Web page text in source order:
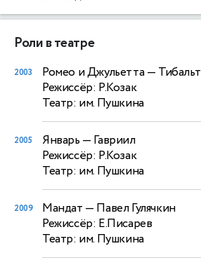
Роли в театре
2003 Ромео и Джульетта— Тибальт
Режиссёр: Р.Козак
Театр: им. Пушкина
2005 Январь — Гавриил
Режиссёр: Р.Козак
Театр: им. Пушкина
2009 Мандат — Павел Гулячкин
Режиссёр: Е.Писарев
Театр: им. Пушкина